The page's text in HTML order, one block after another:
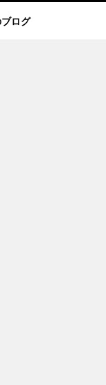
ログ